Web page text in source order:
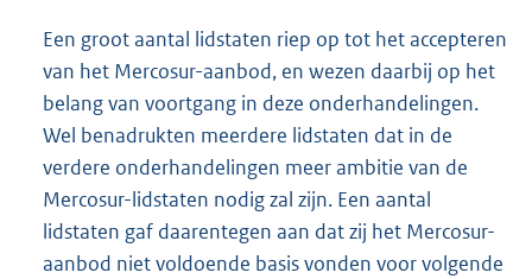
Een groot aantal lidstaten riep op tot het accepteren
van het Mercosur-aanbod, en wezen daarbij op het
belang van voortgang in deze onderhandelingen.
Wel benadrukten meerdere lidstaten dat in de
verdere onderhandelingen meer ambitie van de
Mercosur-lidstaten nodig zal zijn. Een aantal
lidstaten gaf daarentegen aan dat zij het Mercosur-
aanbod niet voldoende basis vonden voor volgende